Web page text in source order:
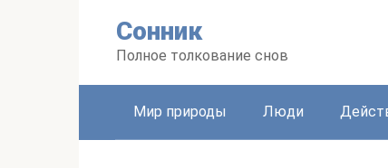
Сонник
Полное толкование снов
Мир природы Люди